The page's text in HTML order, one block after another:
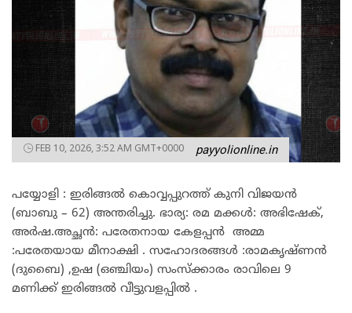
FEB 10, 2026, 3:52 AM GMT+0000 payyolionline.in
പയ്യോളി : ഇരിങ്ങൽ കൊവ്വപ്പുറത്ത് കുനി വിജയൻ
(ബാബു – 62) അന്തരിച്ചു. ഭാര്യ: രമ മക്കൾ: അഭിഷേക്,
അർഷ.അച്ഛൻ: പരേതനായ കേളപ്പൻ അമ്മ
:പരേതയായ മീനാക്ഷി . സഹോദരങ്ങൾ :രാമകൃഷ്ണൻ
(ദുബൈ) ,ഉഷ (ഒഞ്ചിയം) സംസ്ക്കാരം രാവിലെ 9
മണിക്ക് ഇരിങ്ങൽ വീട്ടുവളപ്പിൽ .